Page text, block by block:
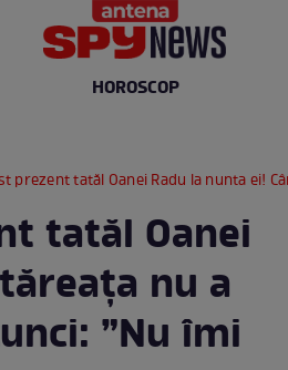
HOROSCOP
Radu la nunta ei! Cântăreața nu a mai vorbit cu el de atunci: ”Nu îmi mai
tatăl Oanei
nu a
”Nu îmi